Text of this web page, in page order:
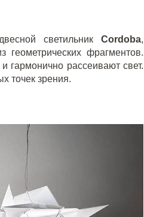
светильникCordoba,
геометрических фрагментов.
гармонично рассеивают свет.
точек зрения.